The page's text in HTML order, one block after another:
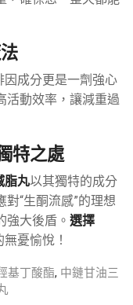
因成分更是一劑強心
活動效率，讓減重過
特之處
脂丸以其獨特的成分
“生酮流感”的理想
強大後盾。 選擇
憂愉悅！
基丁酸酯, 中鏈甘油三